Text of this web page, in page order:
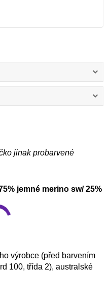
jinak probarvené
jemné merino sw/ 25%
výrobce (před barvením
100, třída 2), australské